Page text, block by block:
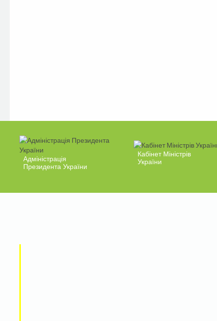
Адміністрація
Президента України
Кабінет Міністрів
України